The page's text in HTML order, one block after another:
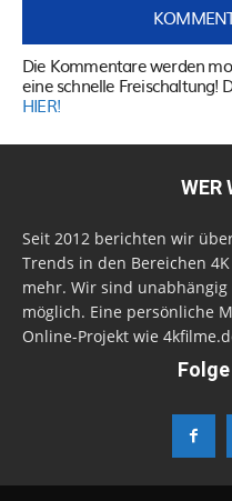
Die Kommentare werden
eine schnelle Freischaltung!
HIER!
WER
Seit 2012 berichten wir
Trends in den Bereichen
mehr. Wir sind
möglich. Eine persönliche
Online-Projekt wie